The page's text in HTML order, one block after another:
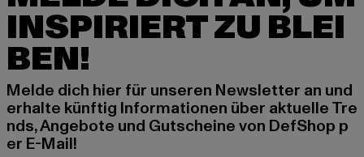
INSPIRIERT ZU BLEI
BEN!
Melde dich hier für unseren Newsletter an und
erhalte künftig Informationen über aktuelle Tre
nds, Angebote und Gutscheine von DefShop p
er E-Mail!